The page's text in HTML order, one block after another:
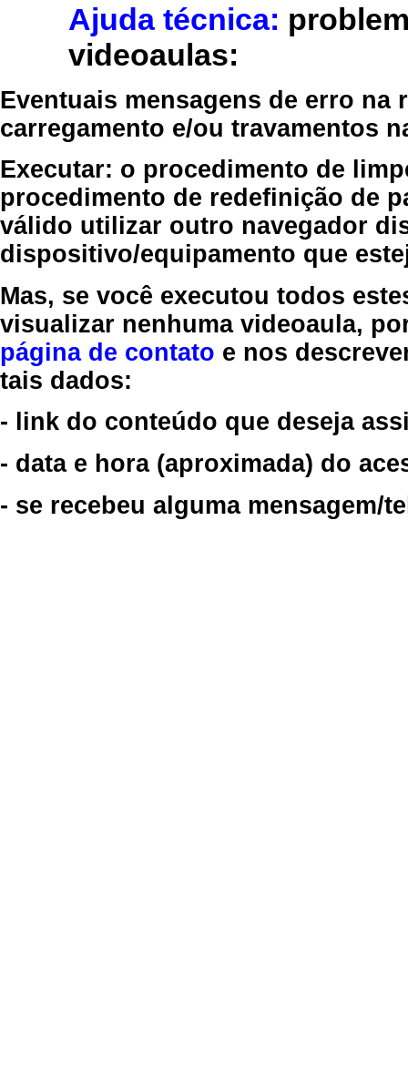
Ajuda técnica:
videoaulas:
Eventuais mensagens de erro
carregamento e/ou travamentos
Executar: o procedimento de
procedimento de redefinição de
válido utilizar outro navegador
dispositivo/equipamento que
Mas, se você executou todos
visualizar nenhuma videoaula,
página de contato e nos
tais dados:
- link do conteúdo que deseja
- data e hora (aproximada) do
- se recebeu alguma mensagem/